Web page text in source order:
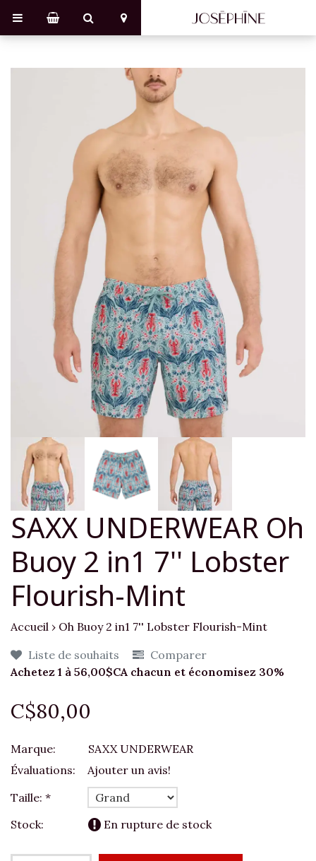
SAXX UNDERWEAR Oh
Buoy 2 in1 7'' Lobster
Flourish-Mint
Accueil › Oh Buoy 2 in1 7'' Lobster Flourish-Mint
Liste de souhaits
Comparer
Achetez 1 à 56,00$CA chacun et économisez 30%
C$80,00
Marque:
SAXX UNDERWEAR
Évaluations:
Ajouter un avis!
Taille: *
Stock:
En rupture de stock